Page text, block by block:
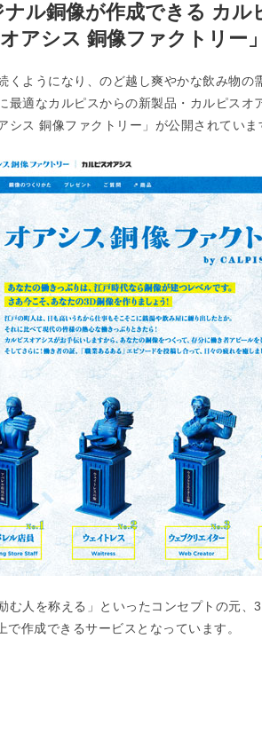
ナル銅像が作成できる カ
アシス 銅像ファクトリー」
くようになり、のど越し爽やかな飲み物の
最適なカルピスからの新製品・カルピスオ
シス 銅像ファクトリー」が公開されていま
む人を称える」といったコンセプトの元
で作成できるサービスとなっています。